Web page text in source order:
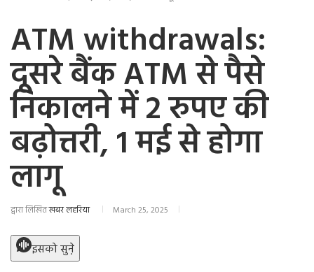
ATM withdrawals:
दूसरे बैंक ATM से पैसे
निकालने में 2 रुपए की
बढ़ोत्तरी, 1 मई से होगा
लागू
द्वारा लिखितखबर लहरिया March 25, 2025
इसको सुने़